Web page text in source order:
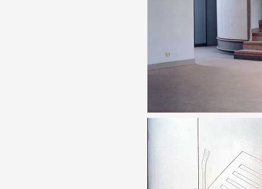
Actions
Documentation
Visites d'ateliers